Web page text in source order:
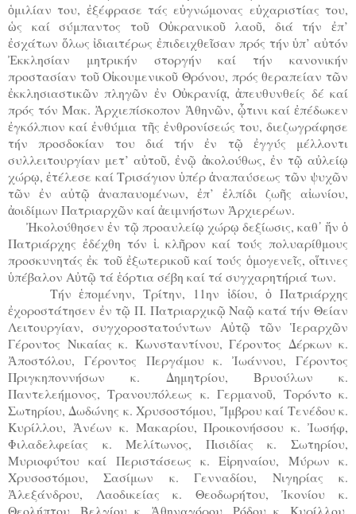
ὁμιλίαν του, ἐξέφρασε τάς εὐγνώμονας εὐχαριστίας του,
ὡς καί σύμπαντος τοῦ Οὐκρανικοῦ λαοῦ, διά τήν ἐπ’
ἐσχάτων ὅλως ἰδιαιτέρως ἐπιδειχθεῖσαν πρός τήν ὑπ’ αὐτόν
Ἐκκλησίαν μητρικήν στοργήν καί τήν κανονικήν
προστασίαν τοῦ Οἰκουμενικοῦ Θρόνου, πρός θεραπείαν τῶν
ἐκκλησιαστικῶν πληγῶν ἐν Οὐκρανίᾳ, ἀπευθυνθείς δέ καί
πρός τόν Μακ. Ἀρχιεπίσκοπον Ἀθηνῶν, ᾧτινι καί ἐπέδωκεν
ἐγκόλπιον καί ἐνθύμια τῆς ἐνθρονίσεώς του, διεζωγράφησε
τήν προσδοκίαν του διά τήν ἐν τῷ ἐγγύς μέλλοντι
συλλειτουργίαν μετ’ αὐτοῦ, ἐνῷ ἀκολούθως, ἐν τῷ αὐλείῳ
χώρῳ, ἐτέλεσε καί Τρισάγιον ὑπέρ ἀναπαύσεως τῶν ψυχῶν
τῶν ἐν αὐτῷ ἀναπαυομένων, ἐπ’ ἐλπίδι ζωῆς αἰωνίου,
ἀοιδίμων Πατριαρχῶν καί ἀειμνήστων Ἀρχιερέων.
Ἠκολούθησεν ἐν τῷ προαυλείῳ χώρῳ δεξίωσις, καθ᾿ ἥν ὁ
Πατριάρχης ἐδέχθη τόν ἱ. κλῆρον καί τούς πολυαρίθμους
προσκυνητάς ἐκ τοῦ ἐξωτερικοῦ καί τούς ὁμογενεῖς, οἵτινες
ὑπέβαλον Αὐτῷ τά ἑόρτια σέβη καί τά συγχαρητήριά των.
Τήν ἑπομένην, Τρίτην, 11ην ἰδίου, ὁ Πατριάρχης
ἐχοροστάτησεν ἐν τῷ Π. Πατριαρχικῷ Ναῷ κατά τήν Θείαν
Λειτουργίαν, συγχοροστατούντων Αὐτῷ τῶν Ἱεραρχῶν
Γέροντος Νικαίας κ. Κωνσταντίνου, Γέροντος Δέρκων κ.
Ἀποστόλου, Γέροντος Περγάμου κ. Ἰωάννου, Γέροντος
Πριγκηποννήσων κ. Δημητρίου, Βρυούλων κ.
Παντελεήμονος, Τρανουπόλεως κ. Γερμανοῦ, Τορόντο κ.
Σωτηρίου, Δωδώνης κ. Χρυσοστόμου, Ἴμβρου καί Τενέδου κ.
Κυρίλλου, Ἀνέων κ. Μακαρίου, Προικονήσσου κ. Ἰωσήφ,
Φιλαδελφείας κ. Μελίτωνος, Πισιδίας κ. Σωτηρίου,
Μυριοφύτου καί Περιστάσεως κ. Εἰρηναίου, Μύρων κ.
Χρυσοστόμου, Σασίμων κ. Γενναδίου, Νιγηρίας κ.
Ἀλεξάνδρου, Λαοδικείας κ. Θεοδωρήτου, Ἰκονίου κ.
Θεολήπτου, Βελγίου κ. Ἀθηναγόρου, Ρόδου κ. Κυρίλλου,